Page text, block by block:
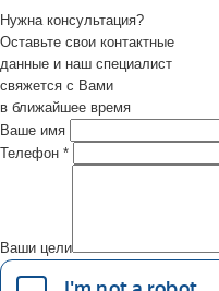
Нужна консультация?
Оставьте свои контактные
данные и наш специалист
свяжется с Вами
в ближайшее время
Ваше имя
Телефон *
Ваши цели